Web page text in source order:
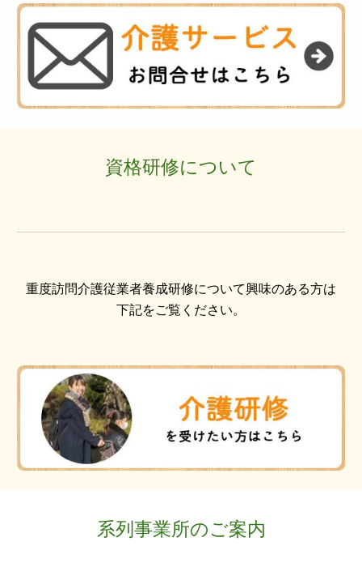
資格研修について
重度訪問介護従業者養成研修について興味のある方は
下記をご覧ください。
系列事業所のご案内